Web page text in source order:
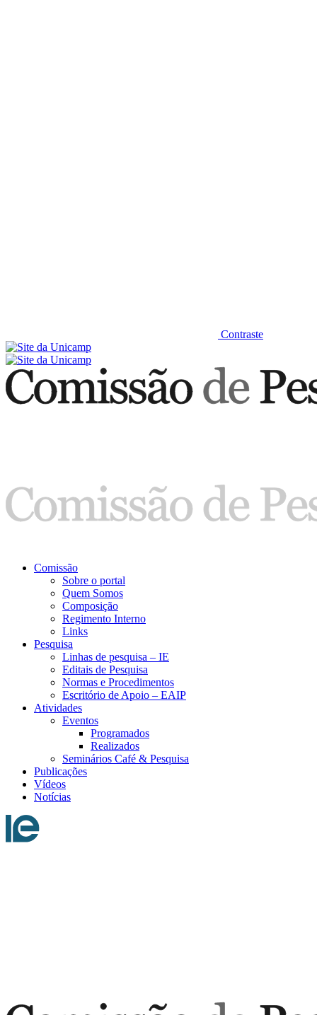
Contraste
Comissão
Sobre o portal
Quem Somos
Composição
Regimento Interno
Links
Pesquisa
Linhas de pesquisa – IE
Editais de Pesquisa
Normas e Procedimentos
Escritório de Apoio – EAIP
Atividades
Eventos
Programados
Realizados
Seminários Café & Pesquisa
Publicações
Vídeos
Notícias